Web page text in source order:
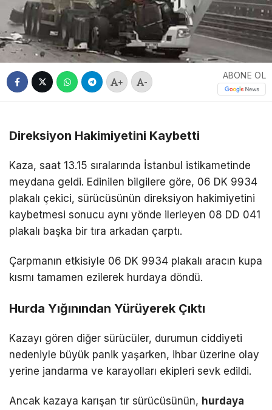
+ -
ABONE OL
Direksiyon Hakimiyetini Kaybetti
Kaza, saat 13.15 sıralarında İstanbul istikametinde
meydana geldi. Edinilen bilgilere göre, 06 DK 9934
plakalı çekici, sürücüsünün direksiyon hakimiyetini
kaybetmesi sonucu aynı yönde ilerleyen 08 DD 041
plakalı başka bir tıra arkadan çarptı.
Çarpmanın etkisiyle 06 DK 9934 plakalı aracın kupa
kısmı tamamen ezilerek hurdaya döndü.
Hurda Yığınından Yürüyerek Çıktı
Kazayı gören diğer sürücüler, durumun ciddiyeti
nedeniyle büyük panik yaşarken, ihbar üzerine olay
yerine jandarma ve karayolları ekipleri sevk edildi.
Ancak kazaya karışan tır sürücüsünün, hurdaya